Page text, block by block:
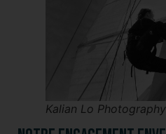
Kalian Lo Photography